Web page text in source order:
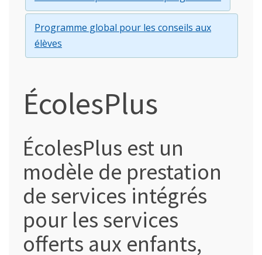
Programme global pour les conseils aux
élèves
ÉcolesPlus
ÉcolesPlus est un
modèle de prestation
de services intégrés
pour les services
offerts aux enfants,